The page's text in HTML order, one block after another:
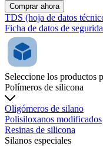
Comprar ahora
TDS (hoja de datos
Ficha de datos de
Seleccione los productos
Polímeros de silicona
Oligómeros de silano
Polisiloxanos modificados
Resinas de silicona
Silanos especiales